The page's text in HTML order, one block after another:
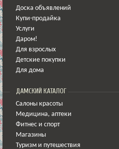
Доска объявлений
Купи-продайка
Услуги
Даром!
Для взрослых
Детские покупки
Для дома
ДАМСКИЙ КАТАЛОГ
Салоны красоты
Медицина, аптеки
Фитнес и спорт
Магазины
Туризм и путешествия